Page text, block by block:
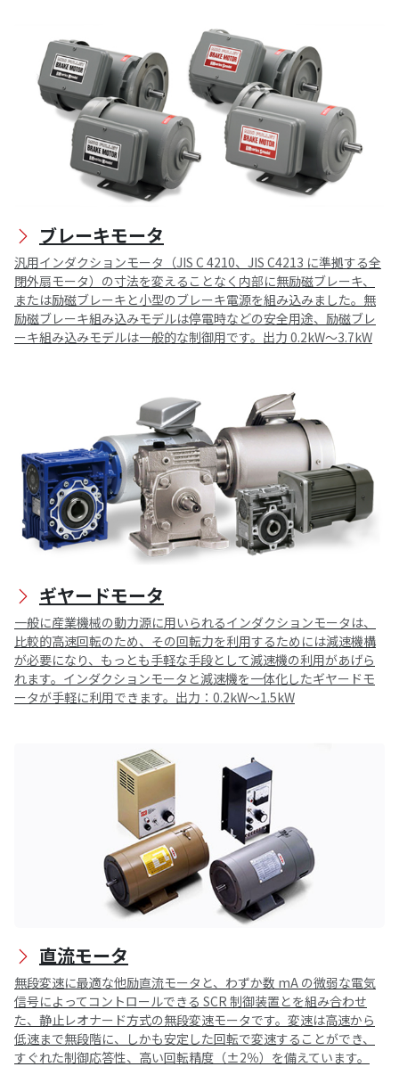
ブレーキモータ
汎用インダクションモータ（JIS C 4210、JIS C4213 に準拠する全
閉外扇モータ）の寸法を変えることなく内部に無励磁ブレーキ、
または励磁ブレーキと小型のブレーキ電源を組み込みました。無
励磁ブレーキ組み込みモデルは停電時などの安全用途、励磁ブレ
ーキ組み込みモデルは一般的な制御用です。出力 0.2kW～3.7kW
ギヤードモータ
一般に産業機械の動力源に用いられるインダクションモータは、
比較的高速回転のため、その回転力を利用するためには減速機構
が必要になり、もっとも手軽な手段として減速機の利用があげら
れます。インダクションモータと減速機を一体化したギヤードモ
ータが手軽に利用できます。出力：0.2kW～1.5kW
直流モータ
無段変速に最適な他励直流モータと、わずか数 mA の微弱な電気
信号によってコントロールできる SCR 制御装置とを組み合わせ
た、静止レオナード方式の無段変速モータです。変速は高速から
低速まで無段階に、しかも安定した回転で変速することができ、
すぐれた制御応答性、高い回転精度（±2％）を備えています。